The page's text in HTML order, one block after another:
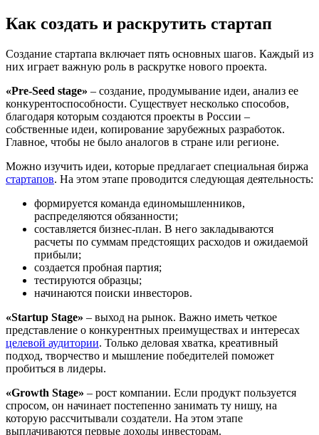
Как создать и раскрутить стартап
Создание стартапа включает пять основных шагов. Каждый из
них играет важную роль в раскрутке нового проекта.
«Pre-Seed stage» – создание, продумывание идеи, анализ ее
конкурентоспособности. Существует несколько способов,
благодаря которым создаются проекты в России –
собственные идеи, копирование зарубежных разработок.
Главное, чтобы не было аналогов в стране или регионе.
Можно изучить идеи, которые предлагает специальная биржа
стартапов. На этом этапе проводится следующая деятельность:
формируется команда единомышленников,
распределяются обязанности;
составляется бизнес-план. В него закладываются
расчеты по суммам предстоящих расходов и ожидаемой
прибыли;
создается пробная партия;
тестируются образцы;
начинаются поиски инвесторов.
«Startup Stage» – выход на рынок. Важно иметь четкое
представление о конкурентных преимуществах и интересах
целевой аудитории. Только деловая хватка, креативный
подход, творчество и мышление победителей поможет
пробиться в лидеры.
«Growth Stage» – рост компании. Если продукт пользуется
спросом, он начинает постепенно занимать ту нишу, на
которую рассчитывали создатели. На этом этапе
выплачиваются первые доходы инвесторам.